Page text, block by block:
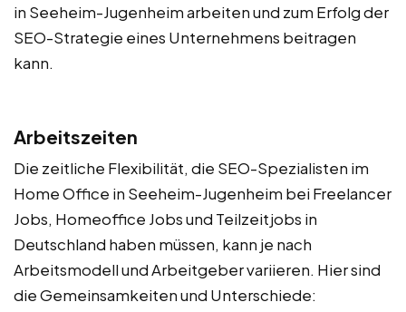
in Seeheim-Jugenheim arbeiten und zum Erfolg der
SEO-Strategie eines Unternehmens beitragen
kann.
Arbeitszeiten
Die zeitliche Flexibilität, die SEO-Spezialisten im
Home Office in Seeheim-Jugenheim bei Freelancer
Jobs, Homeoffice Jobs und Teilzeitjobs in
Deutschland haben müssen, kann je nach
Arbeitsmodell und Arbeitgeber variieren. Hier sind
die Gemeinsamkeiten und Unterschiede: